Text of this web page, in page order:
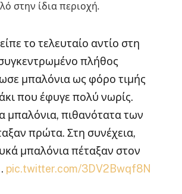
στην ίδια περιοχή.
το τελευταίο αντίο στη
πλήθος
μπαλόνια ως φόρο τιμής
που έφυγε πολύ νωρίς.
μπαλόνια, πιθανότατα των
πρώτα. Στη συνέχεια,
μπαλόνια πέταξαν στον
pic.twitter.com/3DV2Bwqf8N